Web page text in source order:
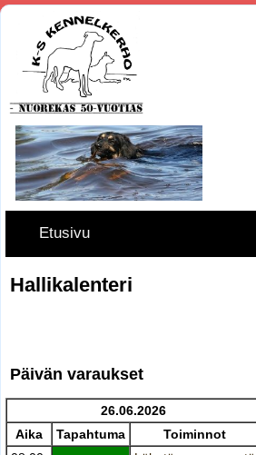
Etusivu
Hallikalenteri
Päivän varaukset
26.06.2026
Aika
Tapahtuma
Toiminnot